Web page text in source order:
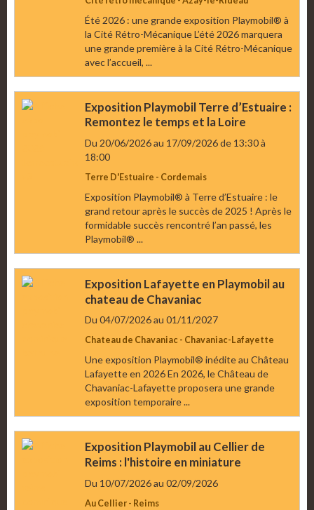
Été 2026 : une grande exposition Playmobil® à
la Cité Rétro-Mécanique L’été 2026 marquera
une grande première à la Cité Rétro-Mécanique
avec l’accueil, ...
Exposition Playmobil Terre d’Estuaire :
Remontez le temps et la Loire
Du 20/06/2026au 17/09/2026de 13:30à
18:00
Terre D'Estuaire - Cordemais
Exposition Playmobil® à Terre d’Estuaire : le
grand retour après le succès de 2025 ! Après le
formidable succès rencontré l’an passé, les
Playmobil® ...
Exposition Lafayette en Playmobil au
chateau de Chavaniac
Du 04/07/2026au 01/11/2027
Chateau de Chavaniac - Chavaniac-Lafayette
Une exposition Playmobil® inédite au Château
Lafayette en 2026 En 2026, le Château de
Chavaniac-Lafayette proposera une grande
exposition temporaire ...
Exposition Playmobil au Cellier de
Reims : l'histoire en miniature
Du 10/07/2026au 02/09/2026
Au Cellier - Reims